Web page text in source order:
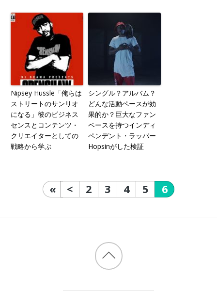
Nipsey Hussle「俺らは
ストリートのサンリオ
になる」彼のビジネス
センスとコンテンツ・
クリエイターとしての
戦略から学ぶ
シングル？アルバム？
どんな活動ペースが効
果的か？巨大なファン
ベースを持つインディ
ペンデント・ラッパー
Hopsinがした検証
« < 2 3 4 5 6